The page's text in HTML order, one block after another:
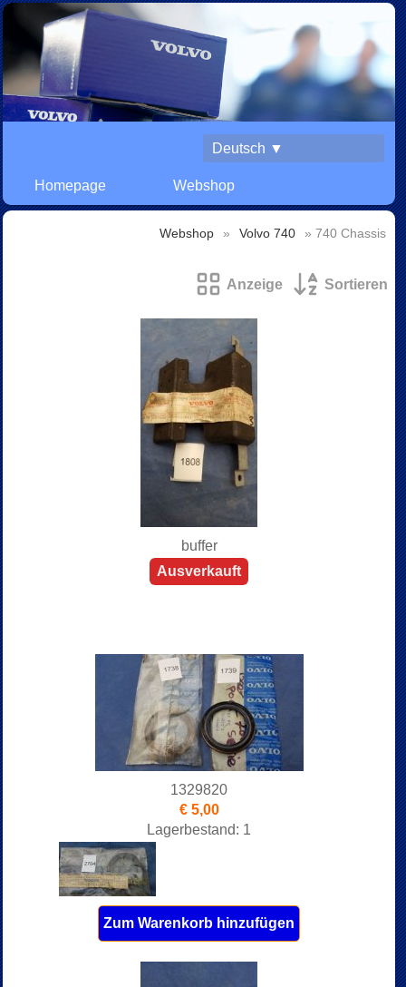
Deutsch ▼
Homepage Webshop
Webshop » Volvo 740 » 740 Chassis
Anzeige Sortieren
buffer
Ausverkauft
1329820
€ 5,00
Lagerbestand: 1
Zum Warenkorb hinzufügen